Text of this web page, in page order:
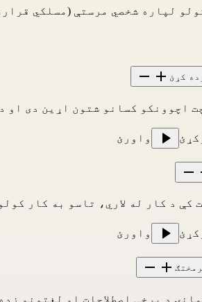
لپاره شخصي مرستې (مسلکي
کړئ
اچوونکو کسانو شتون اړین دی او
واورئ
د کار له لاري، تاسو به کار
واورئ
د برخی اصطلاحات او لغتونو